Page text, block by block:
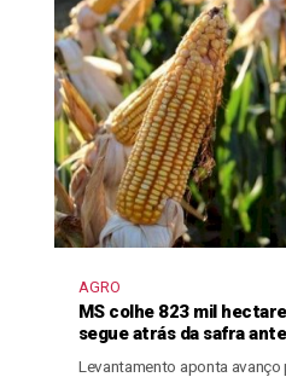
AGRO
MS colhe 823 mil
segue atrás da safra
Levantamento aponta avanço